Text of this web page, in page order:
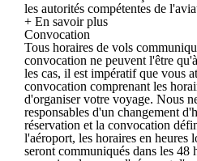
les autorités compétentes de
+ En savoir plus
Convocation
Tous horaires de vols
convocation ne peuvent l'être
les cas, il est impératif que vous
convocation comprenant les
d'organiser votre voyage. Nous
responsables d'un changement
réservation et la convocation
l'aéroport, les horaires en heures
seront communiqués dans les 48